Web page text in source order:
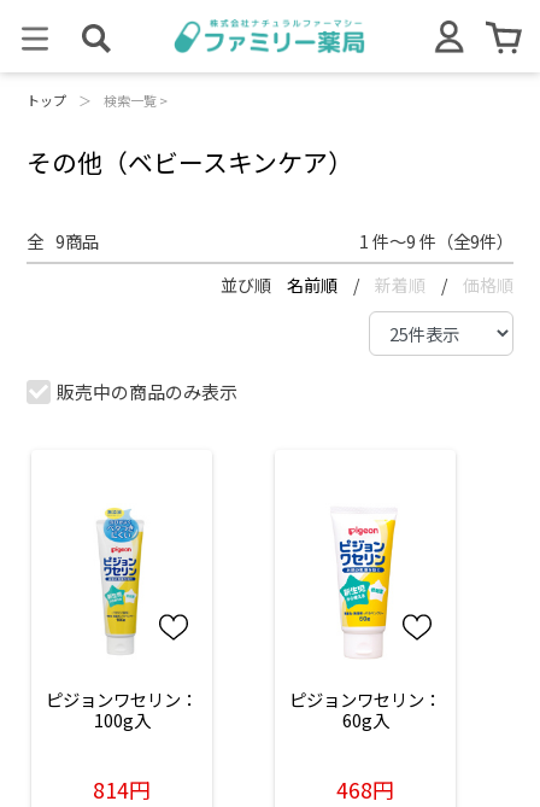
トップ ＞ 検索一覧 >
その他（ベビースキンケア）
全 9商品 1 件～9 件（全9件）
並び順 名前順 / 新着順 / 価格順
販売中の商品のみ表示
ピジョンワセリン：
100g入
814円
ピジョンワセリン：
60g入
468円